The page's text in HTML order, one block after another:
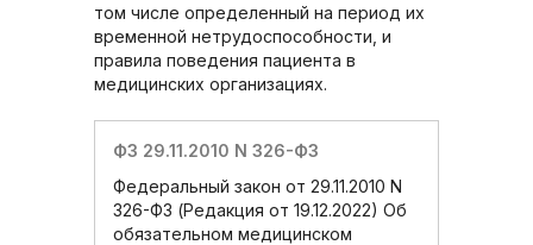
том числе определенный на период их
временной нетрудоспособности, и
правила поведения пациента в
медицинских организациях.
ФЗ 29.11.2010 N 326-ФЗ
Федеральный закон от 29.11.2010 N
326-ФЗ (Редакция от 19.12.2022) Об
обязательном медицинском